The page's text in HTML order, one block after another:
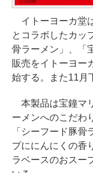
イトーヨーカ堂
とコラボしたカッ
骨ラーメン」、「
販売をイトーヨー
始する。また11月
本製品は宝鐘マ
ーメンへのこだわ
「シーフード豚
プににんにくの香
ラベースのおスー